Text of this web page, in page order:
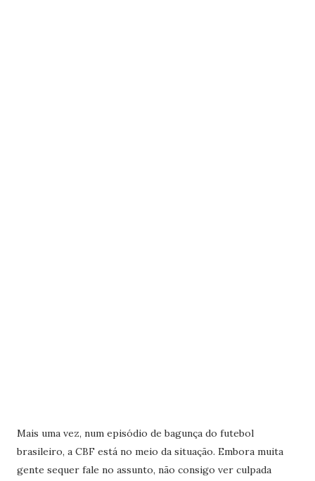
Mais uma vez, num episódio de bagunça do futebol
brasileiro, a CBF está no meio da situação. Embora muita
gente sequer fale no assunto, não consigo ver culpada